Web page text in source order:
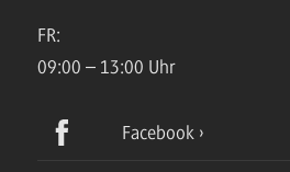
FR:
09:00 – 13:00 Uhr
Facebook